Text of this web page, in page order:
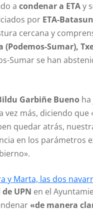
a condenar a ETAy
por ETA-
cercana y
(Podemos-Sumar),
Sumar se han
Garbiñe Bueno
vez más, diciendo
quedar atrás,
en los parámetros
y Marta, las dos
UPN en el
«de manera